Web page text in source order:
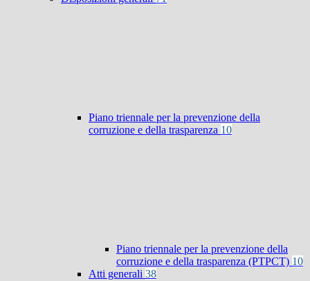
Piano triennale per la prevenzione della
corruzione e della trasparenza 10
Piano triennale per la prevenzione della
corruzione e della trasparenza (PTPCT) 10
Atti generali 38